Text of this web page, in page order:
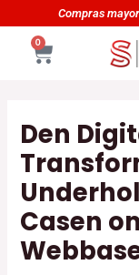
to
content
0
CART
Den
Casen
Navegación
de
entradas